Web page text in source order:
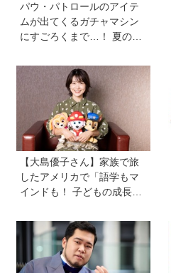
パウ・パトロールのアイテ
ムが出てくるガチャマシン
にすごろくまで…！ 夏のお
イテムがいっぱい【雑誌
『幼稚園』8・9月号付録】
【大島優子さん】家族で旅
したアメリカで「語学もマ
インドも！ 子どもの成長は
た映画『パウ・パトロール
ザ・ダイノ・ムービー』で
はあきらめなければ何でも
できると子どもに知ってほ